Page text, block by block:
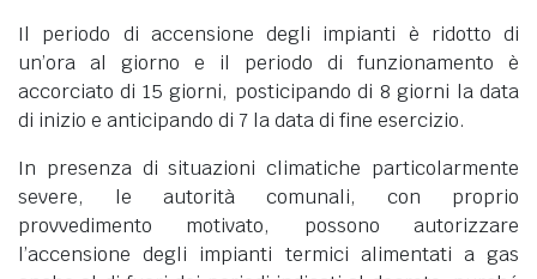
Il periodo di accensione degli impianti è ridotto di
un’ora al giorno e il periodo di funzionamento è
accorciato di 15 giorni, posticipando di 8 giorni la data
di inizio e anticipando di 7 la data di fine esercizio.
In presenza di situazioni climatiche particolarmente
severe, le autorità comunali, con proprio
provvedimento motivato, possono autorizzare
l’accensione degli impianti termici alimentati a gas